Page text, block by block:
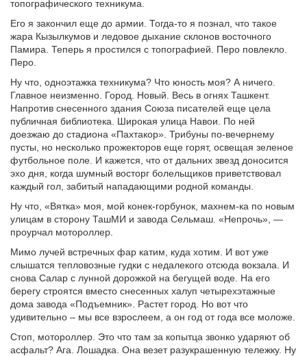
топографического техникума.
Его я закончил еще до армии. Тогда-то я познал, что такое
жара Кызылкумов и ледовое дыхание склонов восточного
Памира. Теперь я простился с топографией. Перо повлекло.
Перо.
Ну что, одноэтажка техникума? Что юность моя? А ничего.
Главное неизменно. Город. Новый. Весь в огнях Ташкент.
Напротив снесенного здания Союза писателей еще цела
публичная библиотека. Широкая улица Навои. По ней
доезжаю до стадиона «Пахтакор». Трибуны по-вечернему
пусты, но несколько прожекторов еще горят, освещая зеленое
футбольное поле. И кажется, что от дальних звезд доносится
эхо дня, когда шумный восторг болельщиков приветствовал
каждый гол, забитый нападающими родной команды.
Ну что, «Вятка» моя, мой конек-горбунок, махнем-ка по новым
улицам в сторону ТашМИ и завода Сельмаш. «Непрочь», —
проурчал мотороллер.
Мимо лучей встречных фар катим, куда хотим. И вот уже
слышатся тепловозные гудки с недалекого отсюда вокзала. И
снова Салар с лунной дорожкой на бегущей воде. На его
берегу строятся вместо снесенных халуп четырехэтажные
дома завода «Подъемник». Растет город. Но вот что
удивительно – мы все взрослеем, а он год от года все моложе.
Стоп, мотороллер. Это что там за копытца звонко ударяют об
асфальт? Ага. Лошадка. Она везет разукрашенную тележку. Ну